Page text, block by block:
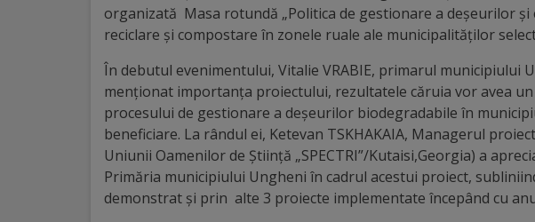
Deținători
titlului
„Merite
pentru
Ungheni”
organizată Masa rotundă „Politica de gestionare a deșeurilor și
reciclare și compostare în zonele ruale ale municipalităților
În debutul evenimentului, Vitalie VRABIE, primarul municipiului
menționat importanța proiectului, rezultatele căruia vor avea
procesului de gestionare a deșeurilor biodegradabile în
beneficiare. La rândul ei, Ketevan TSKHAKAIA, Managerul
Uniunii Oamenilor de Știință „SPECTRI”/Kutaisi,Georgia) a
Primăria municipiului Ungheni în cadrul acestui proiect,
demonstrat și prin alte 3 proiecte implementate începând cu